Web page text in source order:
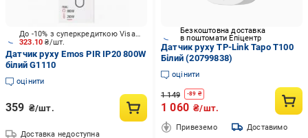
323.10₴/шт.
До -10% з суперкредиткою Visa Вигода
Датчик руху Emos PIR IP20 800W
бiлий G1110
оцінити
359 ₴/шт.
Доставка недоступна
Безкоштовна доставка
в поштомати Епіцентр
Датчик руху TP-Link Tapo T100
Білий (20799838)
оцінити
1 149 -89 ₴
1 060 ₴/шт.
Привеземо Доставимо